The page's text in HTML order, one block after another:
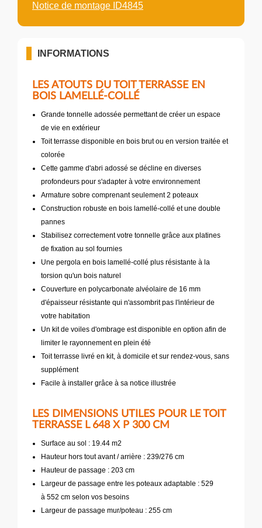
Notice de montage ID4845
INFORMATIONS
LES ATOUTS DU TOIT TERRASSE EN
BOIS LAMELLÉ-COLLÉ
Grande tonnelle adossée permettant de créer un espace
de vie en extérieur
Toit terrasse disponible en bois brut ou en version traitée et
colorée
Cette gamme d'abri adossé se décline en diverses
profondeurs pour s'adapter à votre environnement
Armature sobre comprenant seulement 2 poteaux
Construction robuste en bois lamellé-collé et une double
pannes
Stabilisez correctement votre tonnelle grâce aux platines
de fixation au sol fournies
Une pergola en bois lamellé-collé plus résistante à la
torsion qu'un bois naturel
Couverture en polycarbonate alvéolaire de 16 mm
d'épaisseur résistante qui n'assombrit pas l'intérieur de
votre habitation
Un kit de voiles d'ombrage est disponible en option afin de
limiter le rayonnement en plein été
Toit terrasse livré en kit, à domicile et sur rendez-vous, sans
supplément
Facile à installer grâce à sa notice illustrée
LES DIMENSIONS UTILES POUR LE TOIT
TERRASSE L 648 X P 300 CM
Surface au sol : 19.44 m2
Hauteur hors tout avant / arrière : 239/276 cm
Hauteur de passage : 203 cm
Largeur de passage entre les poteaux adaptable : 529
à 552 cm selon vos besoins
Largeur de passage mur/poteau : 255 cm